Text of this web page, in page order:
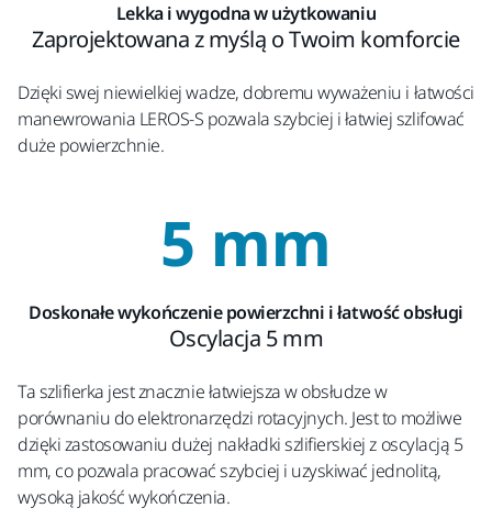
Lekka i wygodna w użytkowaniu
Zaprojektowana z myślą o Twoim komforcie
Dzięki swej niewielkiej wadze, dobremu wyważeniu i łatwości
manewrowania LEROS-S pozwala szybciej i łatwiej szlifować
duże powierzchnie.
5 mm
Doskonałe wykończenie powierzchni i łatwość obsługi
Oscylacja 5 mm
Ta szlifierka jest znacznie łatwiejsza w obsłudze w
porównaniu do elektronarzędzi rotacyjnych. Jest to możliwe
dzięki zastosowaniu dużej nakładki szlifierskiej z oscylacją 5
mm, co pozwala pracować szybciej i uzyskiwać jednolitą,
wysoką jakość wykończenia.